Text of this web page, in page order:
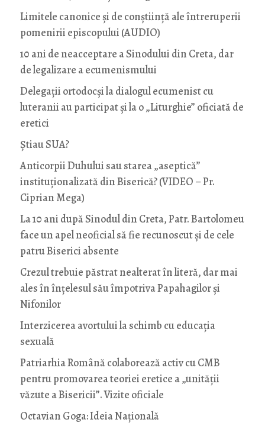
Limitele canonice și de conștiință ale întreruperii
pomenirii episcopului (AUDIO)
10 ani de neacceptare a Sinodului din Creta, dar
de legalizare a ecumenismului
Delegații ortodocși la dialogul ecumenist cu
luteranii au participat și la o „Liturghie” oficiată de
eretici
Știau SUA?
Anticorpii Duhului sau starea „aseptică”
instituționalizată din Biserică? (VIDEO – Pr.
Ciprian Mega)
La 10 ani după Sinodul din Creta, Patr. Bartolomeu
face un apel neoficial să fie recunoscut și de cele
patru Biserici absente
Crezul trebuie păstrat nealterat în literă, dar mai
ales în înțelesul său împotriva Papahagilor și
Nifonilor
Interzicerea avortului la schimb cu educaţia
sexuală
Patriarhia Română colaborează activ cu CMB
pentru promovarea teoriei eretice a „unității
văzute a Bisericii”. Vizite oficiale
Octavian Goga: Ideia Naţională